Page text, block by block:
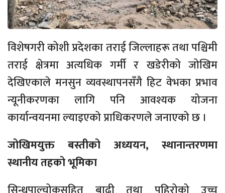
विशेषगरी कोशी प्रदेशका तराई जिल्लाहरू तथा पश्चिमी
तराई क्षेत्रमा अत्यधिक गर्मी र खडेरीको जोखिम
देखिएकाले मनसुन व्यवस्थापनसँगै हिट वेभका प्रभाव
न्यूनीकरणका लागि पनि आवश्यक योजना
कार्यान्वयनमा ल्याइएको प्राधिकरणले जनाएको छ ।
जोखिमयुक्त बस्तीको अध्ययन, स्थानान्तरणमा
स्थानीय तहको भूमिका